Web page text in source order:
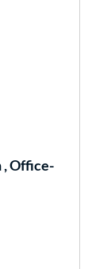
, Office-